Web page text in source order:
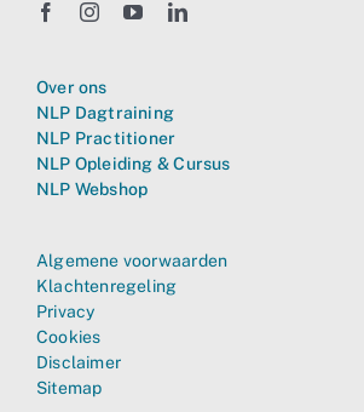
Over ons
NLP Dagtraining
NLP Practitioner
NLP Opleiding & Cursus
NLP Webshop
Algemene voorwaarden
Klachtenregeling
Privacy
Cookies
Disclaimer
Sitemap